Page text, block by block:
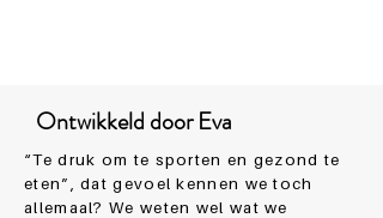
Ontwikkeld door Eva
“Te druk om te sporten en gezond te
eten”, dat gevoel kennen we toch
allemaal? We weten wel wat we